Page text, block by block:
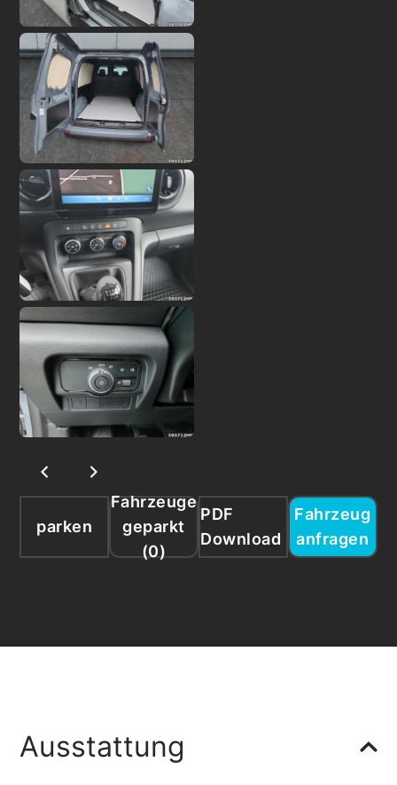
parken
Fahrzeuge
geparkt
(0)
PDF
Download
Fahrzeug
anfragen
Ausstattung